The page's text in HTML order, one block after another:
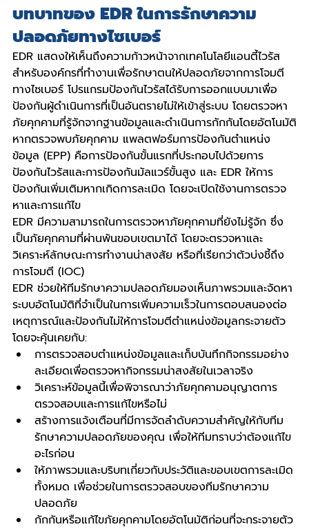
บทบาทของ EDR ในการรักษาความ
ปลอดภัยทางไซเบอร์
EDR แสดงให้เห็นถึงความก้าวหน้าจากเทคโนโลยีแอนตี้ไวรัส
สำหรับองค์กรที่ทํางานเพื่อรักษาตนให้ปลอดภัยจากการโจมตี
ทางไซเบอร์ โปรแกรมป้องกันไวรัสได้รับการออกแบบมาเพื่อ
ป้องกันผู้ดําเนินการที่เป็นอันตรายไม่ให้เข้าสู่ระบบ โดยตรวจหา
ภัยคุกคามที่รู้จักจากฐานข้อมูลและดําเนินการกักกันโดยอัตโนมัติ
หากตรวจพบภัยคุกคาม แพลตฟอร์มการป้องกันตำแหน่ง
ข้อมูล (EPP) คือการป้องกันขั้นแรกที่ประกอบไปด้วยการ
ป้องกันไวรัสและการป้องกันมัลแวร์ขั้นสูง และ EDR ให้การ
ป้องกันเพิ่มเติมหากเกิดการละเมิด โดยจะเปิดใช้งานการตรวจ
หาและการแก้ไข
EDR มีความสามารถในการตรวจหาภัยคุกคามที่ยังไม่รู้จัก ซึ่ง
เป็นภัยคุกคามที่ผ่านพ้นขอบเขตมาได้ โดยจะตรวจหาและ
วิเคราะห์ลักษณะการทำงานน่าสงสัย หรือที่เรียกว่าตัวบ่งชี้ถึง
การโจมตี (IOC)
EDR ช่วยให้ทีมรักษาความปลอดภัยมองเห็นภาพรวมและจัดหา
ระบบอัตโนมัติที่จําเป็นในการเพิ่มความเร็วในการตอบสนองต่อ
เหตุการณ์และป้องกันไม่ให้การโจมตีตำแหน่งข้อมูลกระจายตัว
โดยจะคุ้นเคยกับ:
การตรวจสอบตำแหน่งข้อมูลและเก็บบันทึกกิจกรรมอย่าง
ละเอียดเพื่อตรวจหากิจกรรมน่าสงสัยในเวลาจริง
วิเคราะห์ข้อมูลนี้เพื่อพิจารณาว่าภัยคุกคามอนุญาตการ
ตรวจสอบและการแก้ไขหรือไม่
สร้างการแจ้งเตือนที่มีการจัดลําดับความสําคัญให้กับทีม
รักษาความปลอดภัยของคุณ เพื่อให้ทีมทราบว่าต้องแก้ไข
อะไรก่อน
ให้ภาพรวมและบริบทเกี่ยวกับประวัติและขอบเขตการละเมิด
ทั้งหมด เพื่อช่วยในการตรวจสอบของทีมรักษาความ
ปลอดภัย
กักกันหรือแก้ไขภัยคุกคามโดยอัตโนมัติก่อนที่จะกระจายตัว